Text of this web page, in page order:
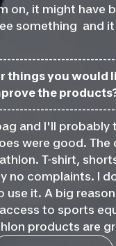
on, it might have
something and
things you
the
and I'll probably
were good.
T-shirt,
no complaints. I
it. A big
to sports
products are